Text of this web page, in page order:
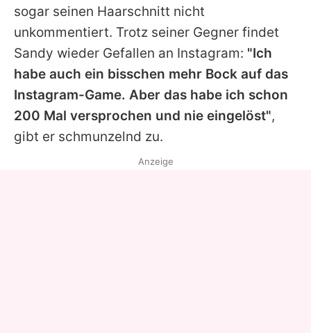
sogar seinen Haarschnitt nicht
unkommentiert. Trotz seiner Gegner findet
Sandy wieder Gefallen an Instagram: "Ich
habe auch ein bisschen mehr Bock auf das
Instagram-Game. Aber das habe ich schon
200 Mal versprochen und nie eingelöst",
gibt er schmunzelnd zu.
Anzeige